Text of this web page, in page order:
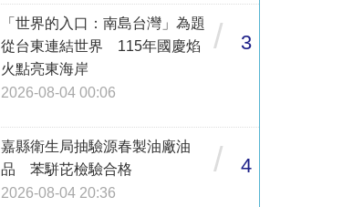
「世界的入口：南島台灣」為題
從台東連結世界 115年國慶焰
火點亮東海岸
2026-08-04 00:06
/ 3
嘉縣衛生局抽驗源春製油廠油
品 苯駢芘檢驗合格
2026-08-04 20:36
/ 4